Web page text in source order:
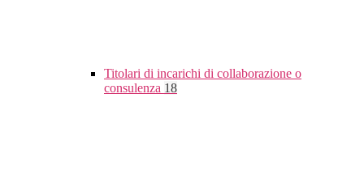
Titolari di incarichi di collaborazione o
consulenza 18